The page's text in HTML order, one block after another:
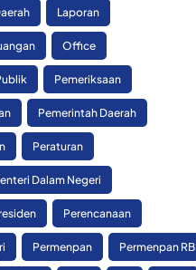
Laporan
Office
Pemeriksaan
Pemerintah Daerah
Peraturan
Dalam Negeri
Perencanaan
Permenpan Permenpan RB